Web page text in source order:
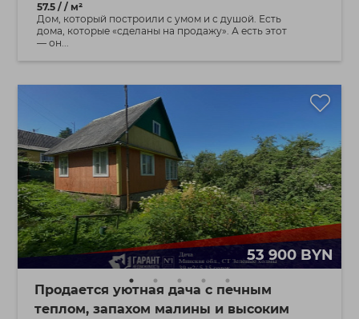
57.5 / / м²
Дом, который построили с умом и с душой. Есть
дома, которые «сделаны на продажу». А есть этот
— он...
53 900 BYN
Продается уютная дача с печным
теплом, запахом малины и высоким